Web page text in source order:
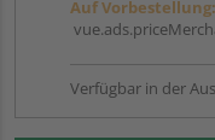
Auf Vorbestellung:
Verfügbar in der